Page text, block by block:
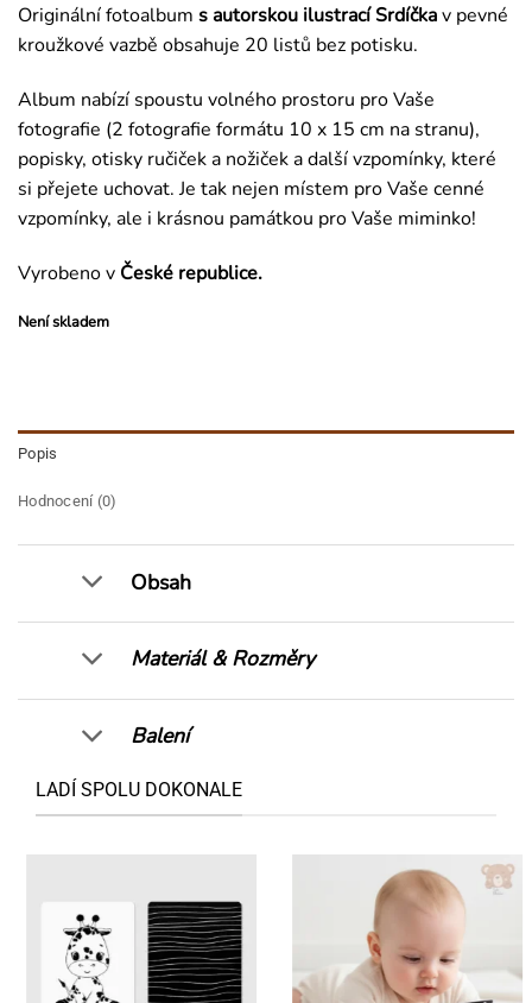
Originální fotoalbum s autorskou ilustrací Srdíčkav pevné
kroužkové vazbě obsahuje 20 listů bez potisku.
Album nabízí spoustu volného prostoru pro Vaše
fotografie (2 fotografie formátu 10 x 15 cm na stranu),
popisky, otisky ručiček a nožiček a další vzpomínky, které
si přejete uchovat. Je tak nejen místem pro Vaše cenné
vzpomínky, ale i krásnou památkou pro Vaše miminko!
Vyrobeno v České republice.
Není skladem
Popis
Hodnocení (0)
Obsah
Materiál & Rozměry
Balení
LADÍ SPOLU DOKONALE